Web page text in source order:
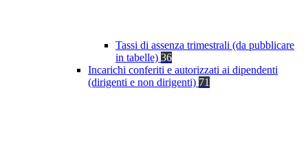
Tassi di assenza trimestrali (da pubblicare
in tabelle) 36
Incarichi conferiti e autorizzati ai dipendenti
(dirigenti e non dirigenti) 71